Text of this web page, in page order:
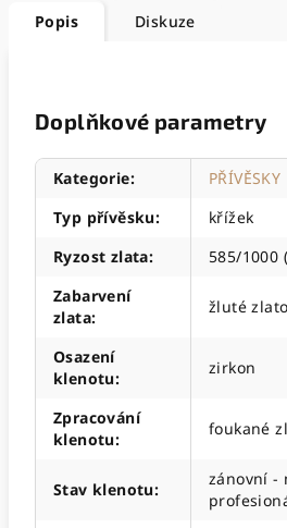
Popis Diskuze
Doplňkové parametry
Kategorie:
PŘÍVĚSKY
Typ přívěsku:
křížek
Ryzost zlata:
585/1000
Zabarvení
zlata:
žluté zlato
Osazení
klenotu:
zirkon
Zpracování
klenotu:
foukané
Stav klenotu:
zánovní -